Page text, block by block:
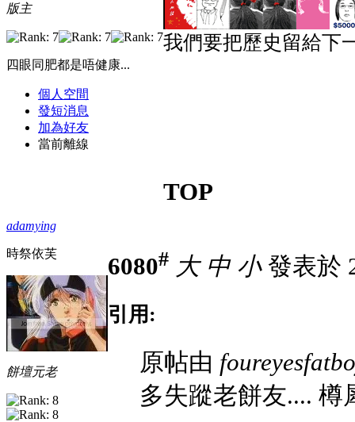
版主
四眼同肥都是唔健康...
個人空間
發短消息
加為好友
當前離線
我們要把歷史留給下
TOP
adamying
時祭依芙
餅壇元老
6080# 大 中 小發表於
引用:
原帖由
多失蹤老餅友.... 樽